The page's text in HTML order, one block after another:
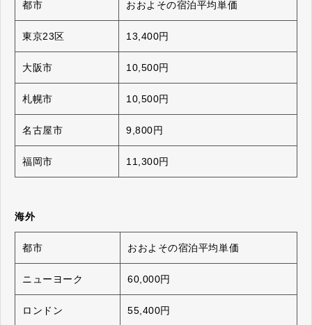
都市 おおよその宿泊平均単価
東京23区 13,400円
大阪市 10,500円
札幌市 10,500円
名古屋市 9,800円
福岡市 11,300円
海外
都市 おおよその宿泊平均単価
ニューヨーク 60,000円
ロンドン 55,400円